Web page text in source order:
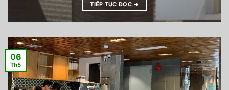
TIẾP TỤC ĐỌC →
06
Th5